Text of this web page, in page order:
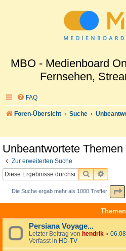
MBO - Medienboard
Fernsehen,
FAQ
Foren-Übersicht Suche
Unbeantwortete Themen
Zur erweiterten Suche
SUCHE
Die Suche ergab mehr als 1000 Treffer
Themen
Persiana Voyage...
Letzter Beitrag von hendrik «
Verfasst in HD-TV